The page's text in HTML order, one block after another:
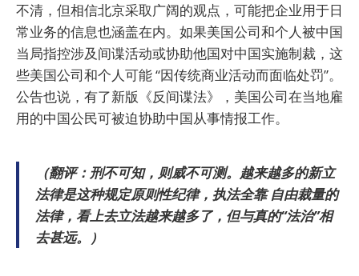
不清，但相信北京采取广阔的观点，可能把企业用于日
常业务的信息也涵盖在内。如果美国公司和个人被中国
当局指控涉及间谍活动或协助他国对中国实施制裁，这
些美国公司和个人可能 “因传统商业活动而面临处罚”。
公告也说，有了新版《反间谍法》，美国公司在当地雇
用的中国公民可被迫协助中国从事情报工作。
（翻评：刑不可知，则威不可测。越来越多的新立
法律是这种规定原则性纪律，执法全靠 自由裁量的
法律，看上去立法越来越多了，但与真的“法治”相
去甚远。）